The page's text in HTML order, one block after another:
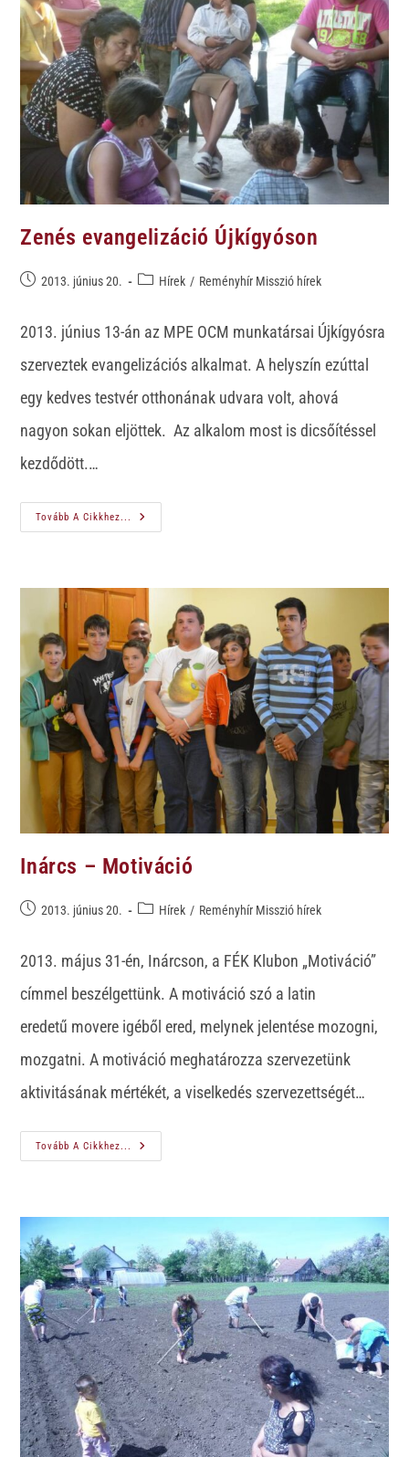
Zenés evangelizáció Újkígyóson
2013. június 20. Hírek / Reményhír Misszió hírek
2013. június 13-án az MPE OCM munkatársai Újkígyósra
szerveztek evangelizációs alkalmat. A helyszín ezúttal
egy kedves testvér otthonának udvara volt, ahová
nagyon sokan eljöttek. Az alkalom most is dicsőítéssel
kezdődött.…
Tovább A Cikkhez...
Inárcs – Motiváció
2013. június 20. Hírek / Reményhír Misszió hírek
2013. május 31-én, Inárcson, a FÉK Klubon „Motiváció”
címmel beszélgettünk. A motiváció szó a latin
eredetű movere igéből ered, melynek jelentése mozogni,
mozgatni. A motiváció meghatározza szervezetünk
aktivitásának mértékét, a viselkedés szervezettségét…
Tovább A Cikkhez...